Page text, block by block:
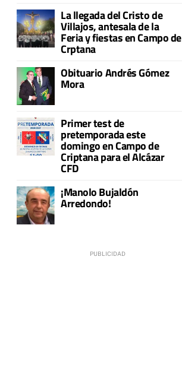
La llegada del Cristo de
Villajos, antesala de la
Feria y fiestas en Campo de
Crptana
Obituario Andrés Gómez
Mora
Primer test de
pretemporada este
domingo en Campo de
Criptana para el Alcázar
CFD
¡Manolo Bujaldón
Arredondo!